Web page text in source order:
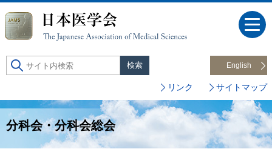
English
リンク サイトマップ
分科会・分科会総会